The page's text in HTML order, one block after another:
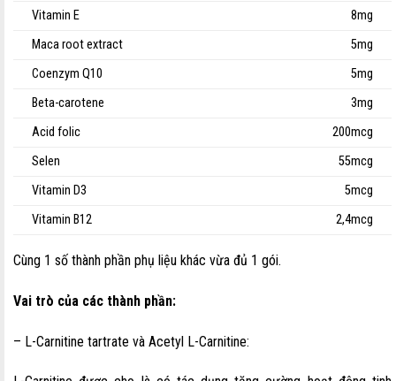
Vitamin E
8mg
Maca root extract
5mg
Coenzym Q10
5mg
Beta-carotene
3mg
Acid folic
200mcg
Selen
55mcg
Vitamin D3
5mcg
Vitamin B12
2,4mcg
Cùng 1 số thành phần phụ liệu khác vừa đủ 1 gói.
Vai trò của các thành phần:
– L-Carnitine tartrate và Acetyl L-Carnitine: